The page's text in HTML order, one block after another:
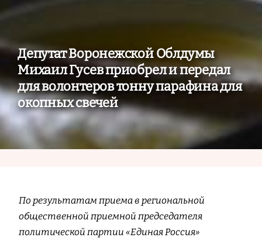
Депутат Воронежской Облдумы
Михаил Гусев приобрел и передал
для волонтеров тонну парафина для
окопных свечей
По результатам приема в региональной
общественной приемной председателя
политической партии «Единая Россия»